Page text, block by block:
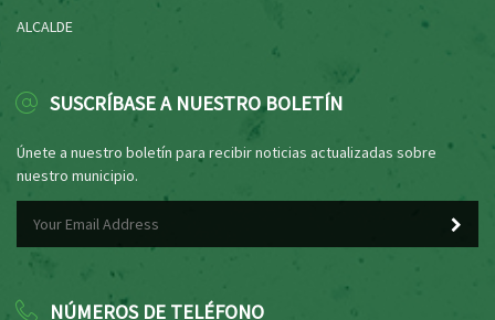
ALCALDE
SUSCRÍBASE A NUESTRO BOLETÍN
Únete a nuestro boletín para recibir noticias actualizadas sobre
nuestro municipio.
NÚMEROS DE TELÉFONO